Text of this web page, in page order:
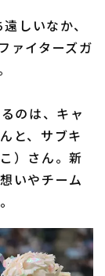
しいなか、
ァイターズガ
のは、キャ
と、サブキ
）さん。新
いやチーム